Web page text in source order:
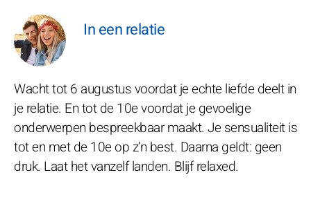
In een relatie
Wacht tot 6 augustus voordat je echte liefde deelt in
je relatie. En tot de 10e voordat je gevoelige
onderwerpen bespreekbaar maakt. Je sensualiteit is
tot en met de 10e op z’n best. Daarna geldt: geen
druk. Laat het vanzelf landen. Blijf relaxed.